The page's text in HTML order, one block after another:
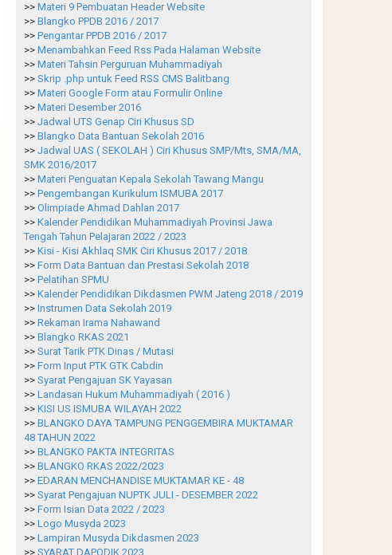
>> Materi 9 Pembuatan Header Website
>> Blangko PPDB 2016 / 2017
>> Pengantar PPDB 2016 / 2017
>> Menambahkan Feed Rss Pada Halaman Website
>> Materi Tahsin Perguruan Muhammadiyah
>> Skrip .php untuk Feed RSS CMS Balitbang
>> Materi Google Form atau Formulir Online
>> Materi Desember 2016
>> Jadwal UTS Genap Ciri Khusus SD
>> Blangko Data Bantuan Sekolah 2016
>> Jadwal UAS ( SEKOLAH ) Ciri Khusus SMP/Mts, SMA/MA,
SMK 2016/2017
>> Materi Penguatan Kepala Sekolah Tawang Mangu
>> Pengembangan Kurikulum ISMUBA 2017
>> Olimpiade Ahmad Dahlan 2017
>> Kalender Pendidikan Muhammadiyah Provinsi Jawa
Tengah Tahun Pelajaran 2022 / 2023
>> Kisi - Kisi Akhlaq SMK Ciri Khusus 2017 / 2018
>> Form Data Bantuan dan Prestasi Sekolah 2018
>> Pelatihan SPMU
>> Kalender Pendidikan Dikdasmen PWM Jateng 2018 / 2019
>> Instrumen Data Sekolah 2019
>> Rekaman Irama Nahawand
>> Blangko RKAS 2021
>> Surat Tarik PTK Dinas / Mutasi
>> Form Input PTK GTK Cabdin
>> Syarat Pengajuan SK Yayasan
>> Landasan Hukum Muhammadiyah ( 2016 )
>> KISI US ISMUBA WILAYAH 2022
>> BLANGKO DAYA TAMPUNG PENGGEMBIRA MUKTAMAR
48 TAHUN 2022
>> BLANGKO PAKTA INTEGRITAS
>> BLANGKO RKAS 2022/2023
>> EDARAN MENCHANDISE MUKTAMAR KE - 48
>> Syarat Pengajuan NUPTK JULI - DESEMBER 2022
>> Form Isian Data 2022 / 2023
>> Logo Musyda 2023
>> Lampiran Musyda Dikdasmen 2023
>> SYARAT DAPODIK 2023